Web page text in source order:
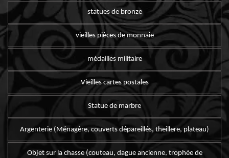
statues de bronze
vieilles pièces de monnaie
médailles militaire
Vieilles cartes postales
Statue de marbre
Argenterie (Ménagère, couverts dépareillés, theillere, plateau)
Objet sur la chasse (couteau, dague ancienne, trophée de